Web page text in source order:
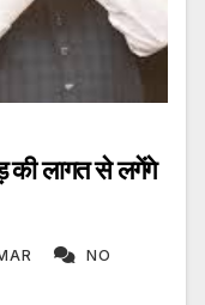
की लागत से लगेंगे
NO